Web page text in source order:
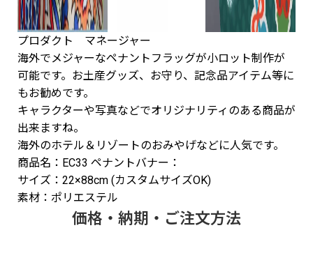
プロダクト マネージャー
海外でメジャーなペナントフラッグが小ロット制作が
可能です。お土産グッズ、お守り、記念品アイテム等に
もお勧めです。
キャラクターや写真などでオリジナリティのある商品が
出来ますね。
海外のホテル＆リゾートのおみやげなどに人気です。
商品名：EC33 ペナントバナー：
サイズ：22×88cm (カスタムサイズOK)
素材：ポリエステル
価格・納期・ご注文方法